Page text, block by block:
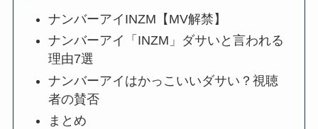
ナンバーアイINZM【MV解禁】
ナンバーアイ「INZM」ダサいと言われる
理由7選
ナンバーアイはかっこいいダサい？視聴
者の賛否
まとめ